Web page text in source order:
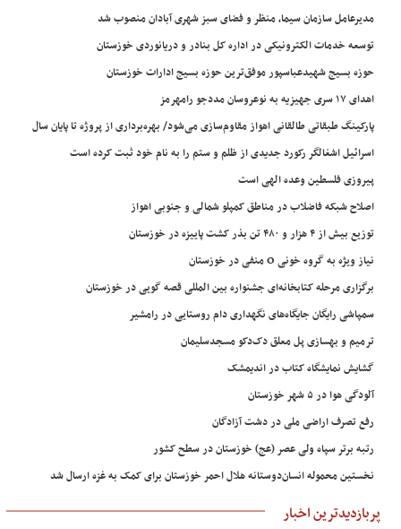
مدیرعامل سازمان سیما، منظر و فضای سبز شهری آبادان منصوب شد
توسعه خدمات الکترونیکی در اداره کل بنادر و دریانوردی خوزستان
حوزه بسیج شهیدعباسپور موفق‌ترین حوزه بسیج ادارات خوزستان
اهدای ۱۷ سری جهیزیه به نوعروسان مددجو رامهرمز
پارکینگ طبقاتی طالقانی اهواز مقاوم‌سازی می‌شود/ بهره‌برداری از پروژه تا پایان سال
اسرائیل اشغالگر رکورد جدیدی از ظلم و ستم را به نام خود ثبت کرده است
پیروزی فلسطین وعده الهی است
اصلاح شبکه فاضلاب در مناطق کمپلو شمالی و جنوبی اهواز
توزیع بیش از ۴ هزار و ۴۸۰ تن بذر کشت پاییزه در خوزستان
نیاز ویژه به گروه خونی O منفی در خوزستان
برگزاری مرحله کتابخانه‌ای جشنواره بین المللی قصه گویی در خوزستان
سمپاشی رایگان جایگاه‌های نگهداری دام روستایی در رامشیر
ترمیم و بهسازی پل معلق دک‌دکو مسجدسلیمان
گشایش نمایشگاه کتاب در اندیمشک
آلودگی هوا در ۵ شهر خوزستان
رفع تصرف اراضی ملی در دشت آزادگان
رتبه برتر سپاه ولی عصر (عج) خوزستان در سطح کشور
نخستین محموله انسان‌دوستانه هلال احمر خوزستان برای کمک به غزه ارسال شد
پربازدیدترین اخبار